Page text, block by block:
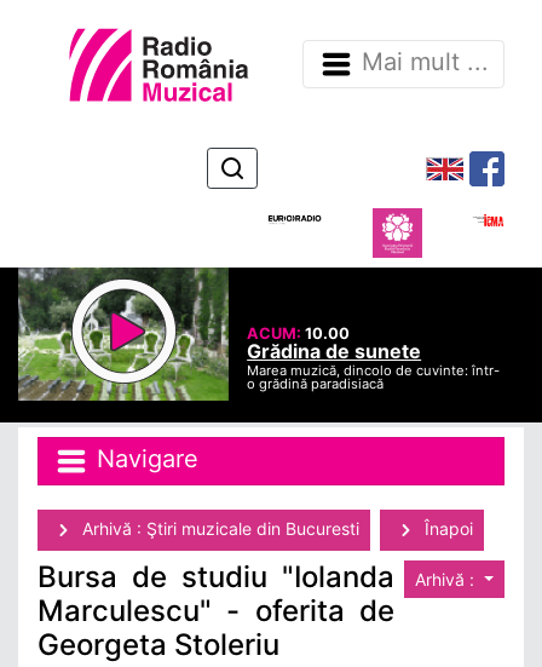
Mai mult ...
ACUM:10.00
Grădina de sunete
Marea muzică, dincolo de cuvinte: într-
o grădină paradisiacă
Navigare
Arhivă : Ştiri muzicale din Bucuresti Înapoi
Arhivă :
Bursa de studiu "Iolanda
Marculescu" - oferita de
Georgeta Stoleriu